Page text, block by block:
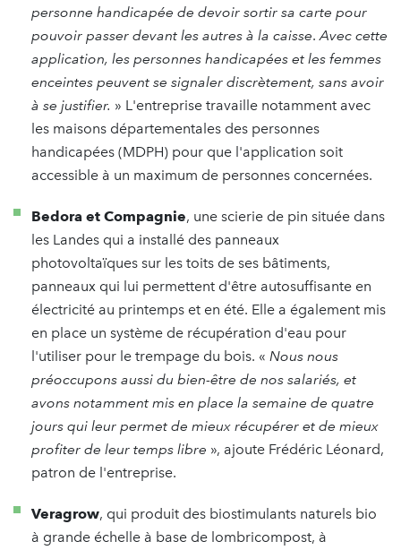
personne handicapée de devoir sortir sa carte pour
pouvoir passer devant les autres à la caisse. Avec cette
application, les personnes handicapées et les femmes
enceintes peuvent se signaler discrètement, sans avoir
à se justifier. » L'entreprise travaille notamment avec
les maisons départementales des personnes
handicapées (MDPH) pour que l'application soit
accessible à un maximum de personnes concernées.
Bedora et Compagnie, une scierie de pin située dans
les Landes qui a installé des panneaux
photovoltaïques sur les toits de ses bâtiments,
panneaux qui lui permettent d'être autosuffisante en
électricité au printemps et en été. Elle a également mis
en place un système de récupération d'eau pour
l'utiliser pour le trempage du bois. « Nous nous
préoccupons aussi du bien-être de nos salariés, et
avons notamment mis en place la semaine de quatre
jours qui leur permet de mieux récupérer et de mieux
profiter de leur temps libre », ajoute Frédéric Léonard,
patron de l'entreprise.
Veragrow, qui produit des biostimulants naturels bio
à grande échelle à base de lombricompost, à